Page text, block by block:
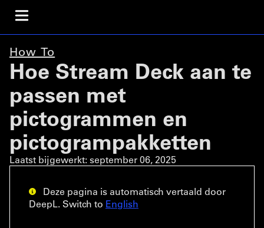
How To
Hoe Stream Deck aan te
passen met
pictogrammen en
pictogrampakketten
Laatst bijgewerkt:september 06, 2025
Deze pagina is automatisch vertaald door
DeepL. Switch to English